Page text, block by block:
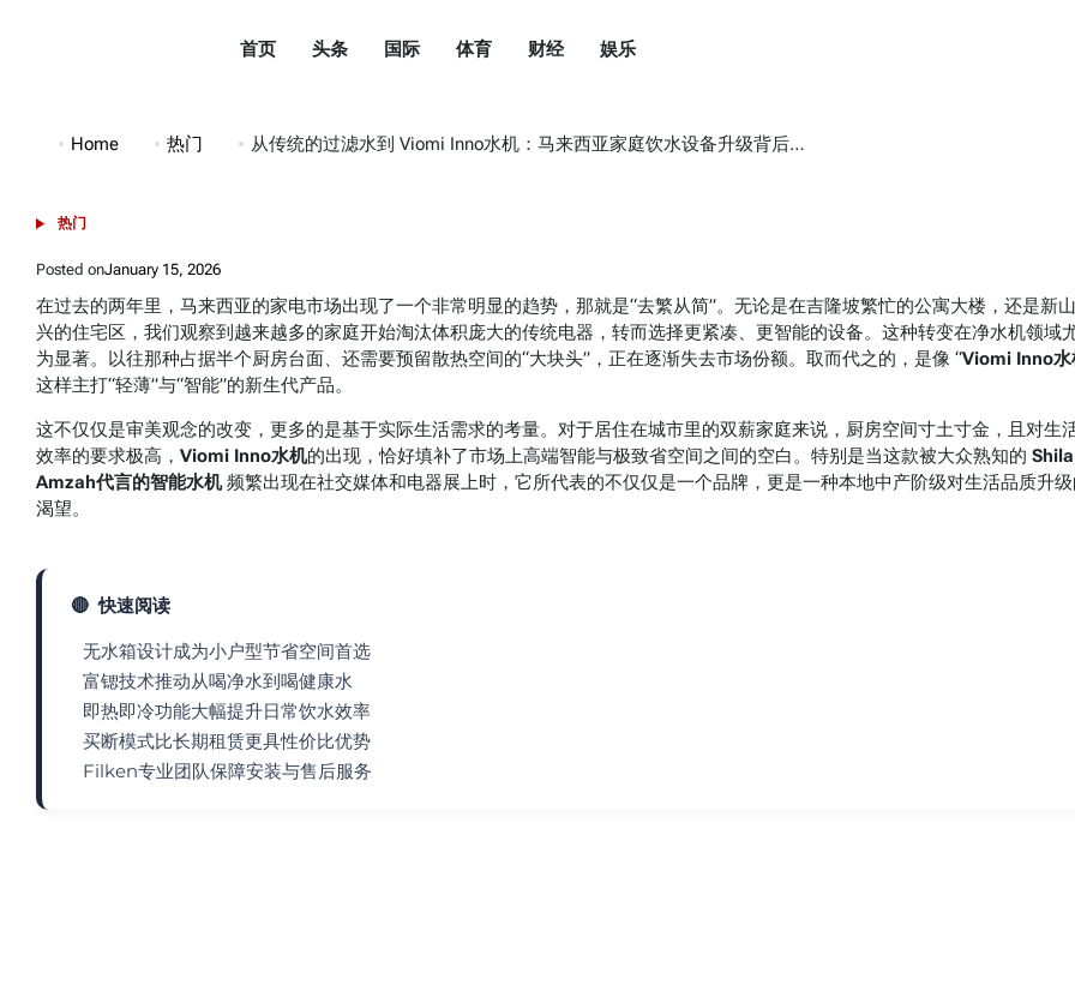
市
条
DuShiTouTiao
首页 头条 国际 体育 财经 娱乐
Home 热门 从传统的过滤水到 Viomi Inno水机：马来西亚家庭饮水设备升级背后的趋势调查
POSTED
热门
Posted onJanuary 15, 2026
在过去的两年里，马来西亚的家电市场出现了一个非常明显的趋势，那就是“去繁从简”。无论是在吉隆坡繁忙的公寓大楼，还是新
兴的住宅区，我们观察到越来越多的家庭开始淘汰体积庞大的传统电器，转而选择更紧凑、更智能的设备。这种转变在净水机领域
为显著。以往那种占据半个厨房台面、还需要预留散热空间的“大块头”，正在逐渐失去市场份额。取而代之的，是像 “Viomi Inno水
这样主打“轻薄”与“智能”的新生代产品。
这不仅仅是审美观念的改变，更多的是基于实际生活需求的考量。对于居住在城市里的双薪家庭来说，厨房空间寸土寸金，且对生
效率的要求极高， Viomi Inno水机的出现，恰好填补了市场上高端智能与极致省空间之间的空白。特别是当这款被大众熟知的 Shila
Amzah代言的智能水机频繁出现在社交媒体和电器展上时，它所代表的不仅仅是一个品牌，更是一种本地中产阶级对生活品质升级
渴望。
🔴 快速阅读
无水箱设计成为小户型节省空间首选
富锶技术推动从喝净水到喝健康水
即热即冷功能大幅提升日常饮水效率
买断模式比长期租赁更具性价比优势
Filken专业团队保障安装与售后服务